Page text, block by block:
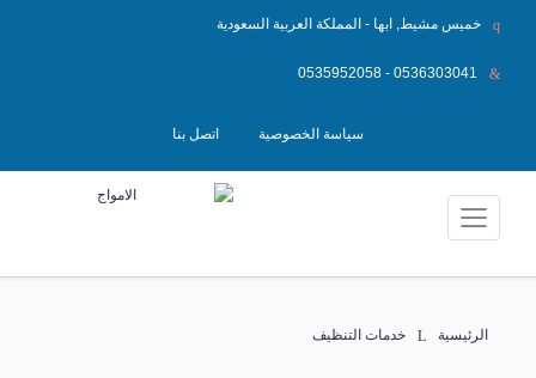
خميس مشيط, ابها - المملكة العربية السعودية
0535952058 - 0536303041
سياسة الخصوصية اتصل بنا
الرئيسية خدمات التنظيف